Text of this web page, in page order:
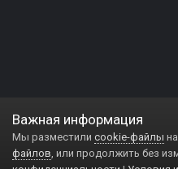
Важная информация
Мы разместили cookie-файлы
файлов, или продолжить без